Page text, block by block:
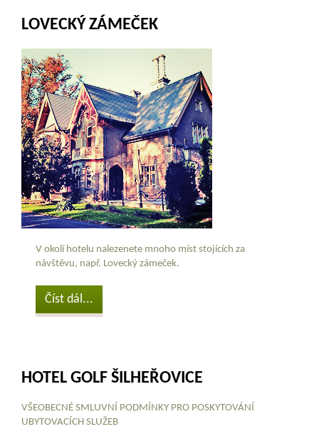
LOVECKÝ ZÁMEČEK
V okolí hotelu nalezenete mnoho míst stojících za
návštěvu, např. Lovecký zámeček.
Číst dál...
HOTEL GOLF ŠILHEŘOVICE
VŠEOBECNÉ SMLUVNÍ PODMÍNKY PRO POSKYTOVÁNÍ
UBYTOVACÍCH SLUŽEB